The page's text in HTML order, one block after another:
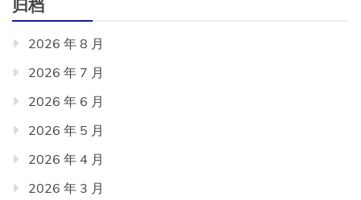
归档
2026 年 8 月
2026 年 7 月
2026 年 6 月
2026 年 5 月
2026 年 4 月
2026 年 3 月